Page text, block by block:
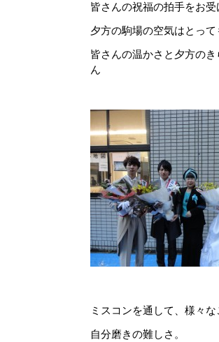
皆さんの祝福の拍手をお
夕方の駒場の空気はとっ
皆さんの温かさと夕方の
ん
ミスコンを通して、様々
自分磨きの難しさ。